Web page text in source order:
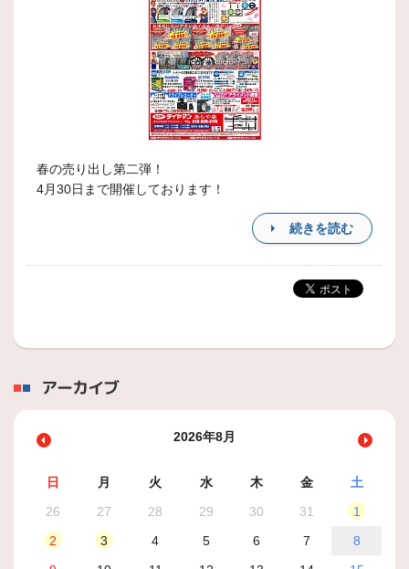
春の売り出し第二弾！
4月30日まで開催しております！
続きを読む
アーカイブ
2026年8月
日 月 火 水 木 金
土
26
27 28 29 30 31
1
2
3 4 5 6 7
8